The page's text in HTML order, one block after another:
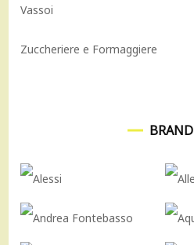
Vassoi
Zuccheriere e Formaggiere
BRAND